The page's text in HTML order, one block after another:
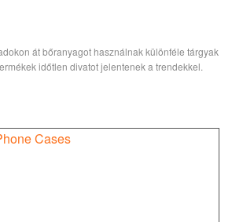
át bőranyagot használnak különféle tárgyak
időtlen divatot jelentenek a trendekkel.